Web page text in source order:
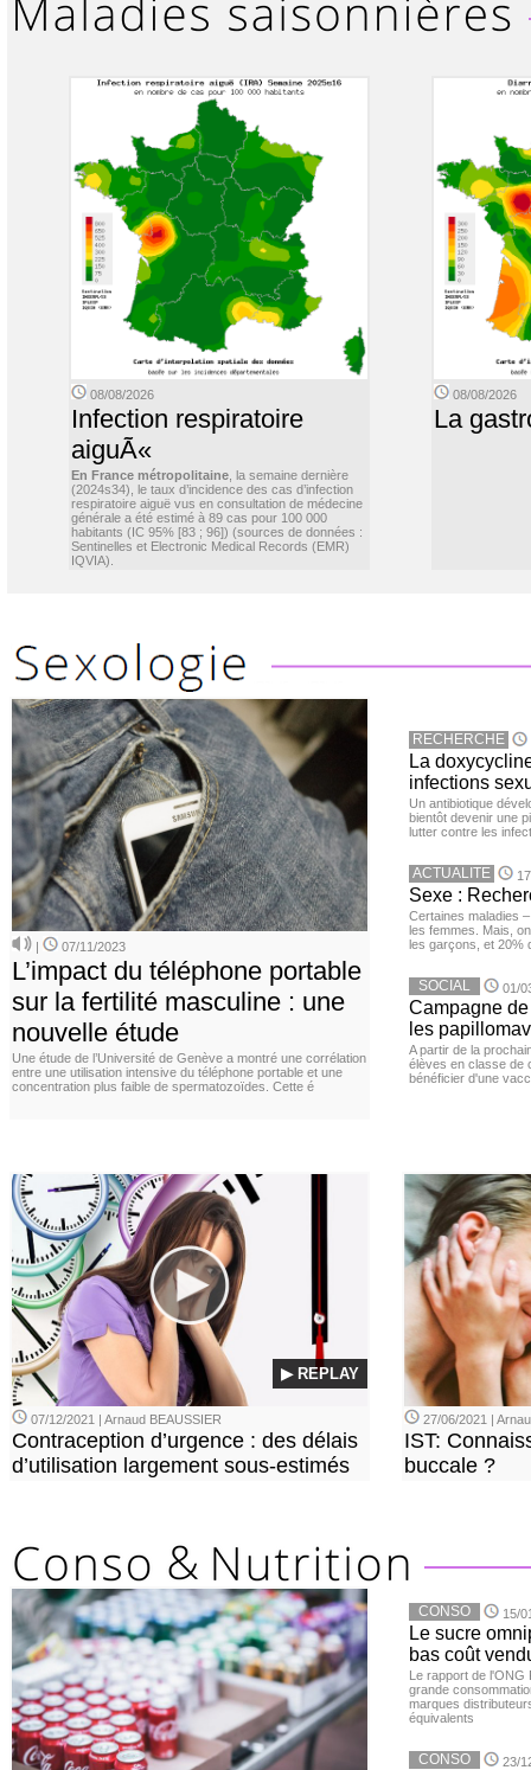
08/08/2026
Infection respiratoire
aiguÃ«
En France métropolitaine , la semaine dernière
(2024s34), le taux d’incidence des cas d’infection
respiratoire aiguë vus en consultation de médecine
générale a été estimé à 89 cas pour 100 000
habitants (IC 95% [83 ; 96]) (sources de données :
Sentinelles et Electronic Medical Records (EMR)
IQVIA).
08/08/2026
La
| 07/11/2023
L’impact du téléphone portable
sur la fertilité masculine : une
nouvelle étude
Une étude de l’Université de Genève a montré une corrélation
entre une utilisation intensive du téléphone portable et une
concentration plus faible de spermatozoïdes. Cette é
RECHERCHE
La
infections
Un antibiotique
bientôt devenir une
lutter contre les
ACTUALITE
Sexe :
Certaines maladies
les femmes. Mais,
les garçons, et 20%
SOCIAL 01/
Campagne
les
A partir de la
élèves en classe de
bénéficier d'une
▶ REPLAY
07/12/2021 | Arnaud BEAUSSIER
Contraception d’urgence : des délais
d’utilisation largement sous-estimés
27/06/2021 |
IST:
buccale ?
CONSO 15/
Le sucre
bas coût
Le rapport de l'ONG
grande
marques
équivalents
CONSO 23/